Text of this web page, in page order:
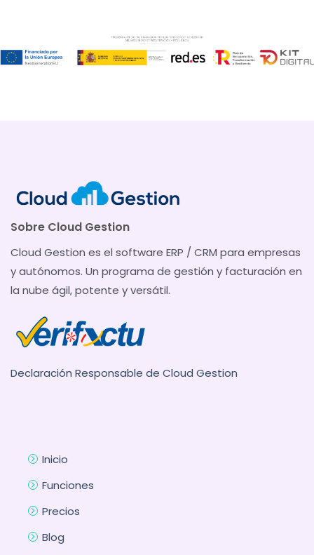
Sobre Cloud Gestion
Cloud Gestion es el software ERP / CRM para empresas
y autónomos. Un programa de gestión y facturación en
la nube ágil, potente y versátil.
Declaración Responsable de Cloud Gestion
Inicio
Funciones
Precios
Blog